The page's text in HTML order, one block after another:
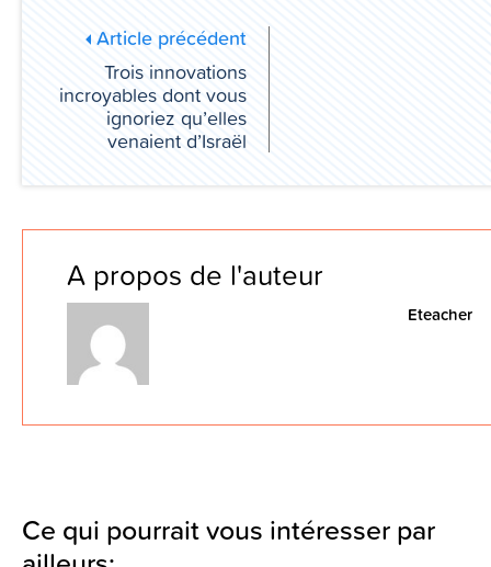
Article précédent
Trois innovations
incroyables dont vous
ignoriez qu’elles
venaient d’Israël
A propos de l'auteur
Eteacher
Ce qui pourrait vous intéresser par